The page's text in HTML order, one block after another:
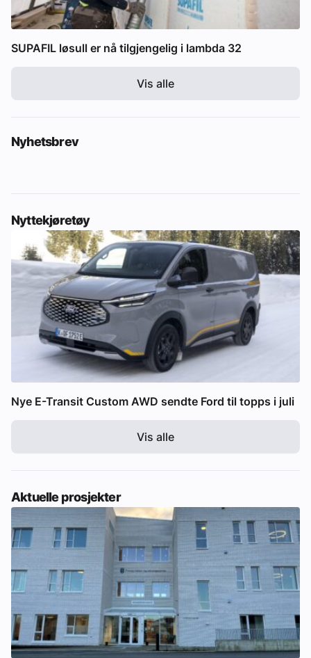
SUPAFIL løsull er nå tilgjengelig i lambda 32
Vis alle
Nyhetsbrev
Nyttekjøretøy
Nye E-Transit Custom AWD sendte Ford til topps i juli
Vis alle
Aktuelle prosjekter